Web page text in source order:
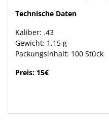
Technische Daten
Kaliber: .43
Gewicht: 1,15 g
Packungsinhalt: 100 Stück
Preis: 15€